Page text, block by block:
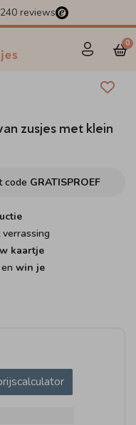
reviews
0
zusjes met klein
code GRATISPROEF
verrassing
kaartje
win je